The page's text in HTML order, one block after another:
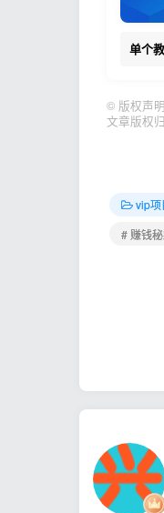
单个
© 版权声明
文章版权
vip项
# 赚钱